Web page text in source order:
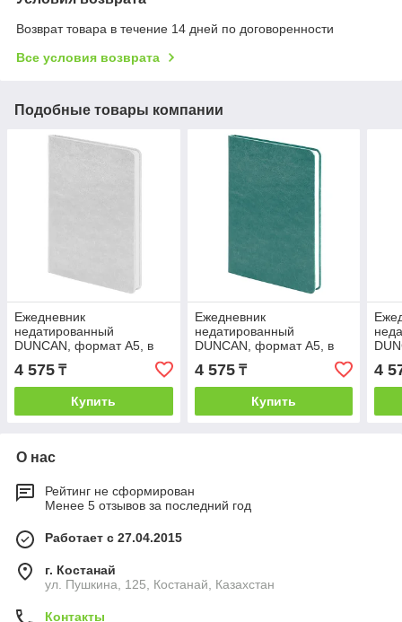
Возврат товара в течение 14 дней по договоренности
Все условия возврата
Подобные товары компании
Ежедневник
недатированный
DUNCAN, формат А5, в
линейку, Белый, -, 24607
01
4 575 ₸
Купить
Ежедневник
недатированный
DUNCAN, формат А5, в
линейку, Голубой, -, 24607
07
4 575₸
Купить
4
О нас
Рейтинг не сформирован
Менее 5 отзывов за последний год
Работает с 27.04.2015
г. Костанай
ул. Пушкина, 125, Костанай, Казахстан
Контакты